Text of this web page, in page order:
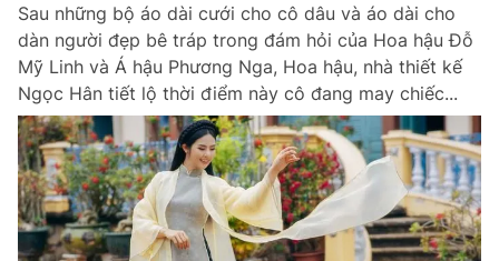
Sau những bộ áo dài cưới cho cô dâu và áo dài cho
dàn người đẹp bê tráp trong đám hỏi của Hoa hậu Đỗ
Mỹ Linh và Á hậu Phương Nga, Hoa hậu, nhà thiết kế
Ngọc Hân tiết lộ thời điểm này cô đang may chiếc...